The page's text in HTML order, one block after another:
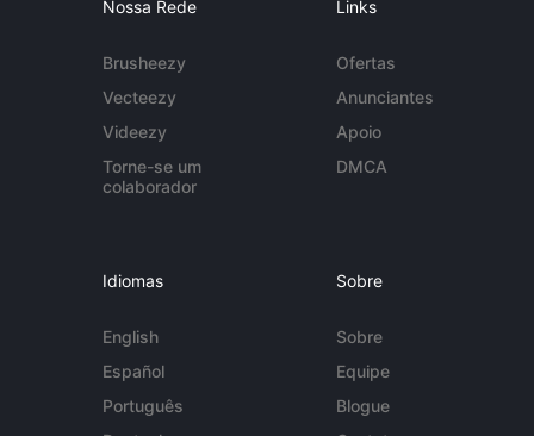
Nossa Rede
Brusheezy
Vecteezy
Videezy
Torne-se um
colaborador
Links
Ofertas
Anunciantes
Apoio
DMCA
Idiomas
English
Español
Português
Sobre
Sobre
Equipe
Blogue